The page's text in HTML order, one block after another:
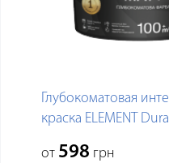
Глубокоматовая
краска ELEMENT
от 598 грн